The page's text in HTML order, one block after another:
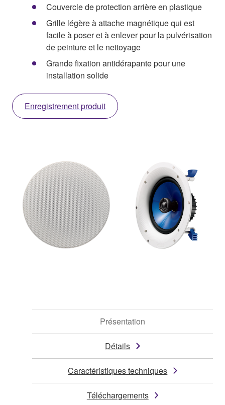
Couvercle de protection arrière en plastique
Grille légère à attache magnétique qui est
facile à poser et à enlever pour la pulvérisation
de peinture et le nettoyage
Grande fixation antidérapante pour une
installation solide
Enregistrement produit
Présentation
Détails
Caractéristiques techniques
Téléchargements